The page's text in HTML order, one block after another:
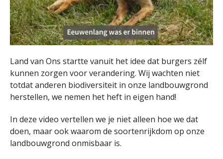
Land van Ons startte vanuit het idee dat burgers zélf
kunnen zorgen voor verandering. Wij wachten niet
totdat anderen biodiversiteit in onze landbouwgrond
herstellen, we nemen het heft in eigen hand!
In deze video vertellen we je niet alleen hoe we dat
doen, maar ook waarom de soortenrijkdom op onze
landbouwgrond onmisbaar is.